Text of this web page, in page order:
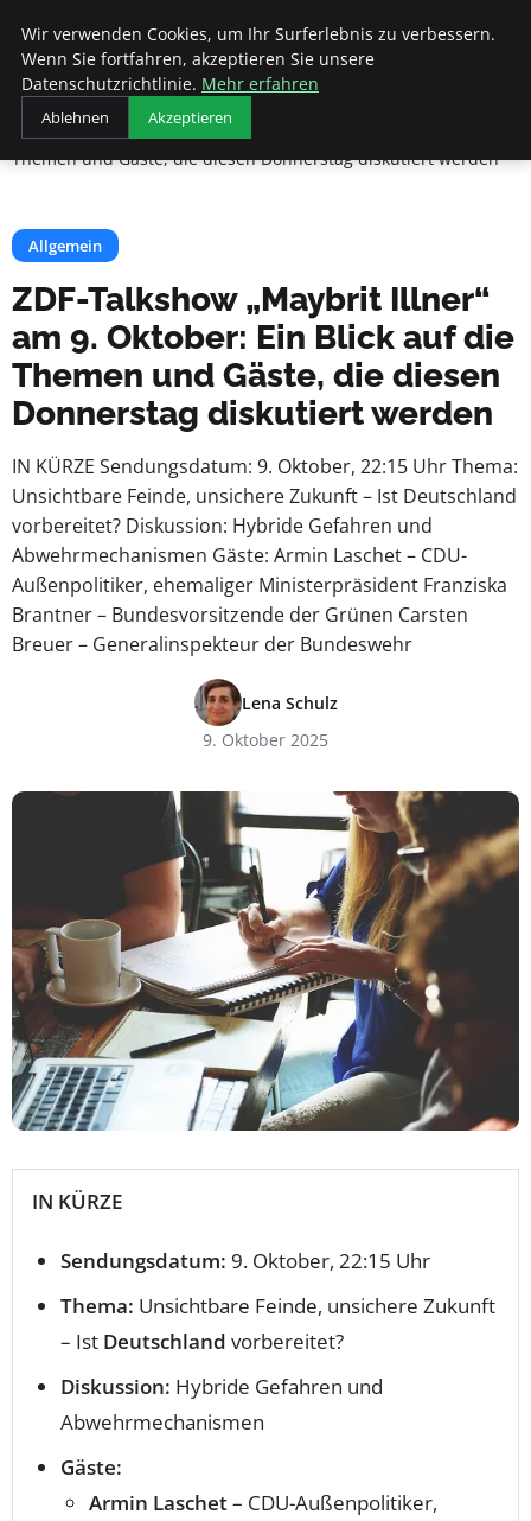
Beyond Surface
Startseite
Allgemein
ZDF-Talkshow „Maybrit Illner“ am 9. Oktober: Ein Blick auf die
Themen und Gäste, die diesen Donnerstag diskutiert werden
Allgemein
ZDF-Talkshow „Maybrit Illner“
am 9. Oktober: Ein Blick auf die
Themen und Gäste, die diesen
Donnerstag diskutiert werden
IN KÜRZE Sendungsdatum: 9. Oktober, 22:15 Uhr Thema:
Unsichtbare Feinde, unsichere Zukunft – Ist Deutschland
vorbereitet? Diskussion: Hybride Gefahren und
Abwehrmechanismen Gäste: Armin Laschet – CDU-
Außenpolitiker, ehemaliger Ministerpräsident Franziska
Brantner – Bundesvorsitzende der Grünen Carsten
Breuer – Generalinspekteur der Bundeswehr
Lena Schulz
9. Oktober 2025
IN KÜRZE
Sendungsdatum: 9. Oktober, 22:15 Uhr
Thema: Unsichtbare Feinde, unsichere Zukunft
– Ist Deutschland vorbereitet?
Diskussion: Hybride Gefahren und
Abwehrmechanismen
Gäste:
Armin Laschet– CDU-Außenpolitiker,
Wir verwenden Cookies, um Ihr Surferlebnis zu verbessern.
Wenn Sie fortfahren, akzeptieren Sie unsere
Datenschutzrichtlinie. Mehr erfahren
Ablehnen Akzeptieren